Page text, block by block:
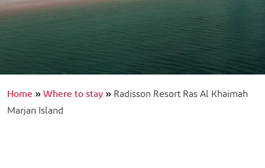
Home»Where to stay»Radisson Resort Ras Al Khaimah
Marjan Island